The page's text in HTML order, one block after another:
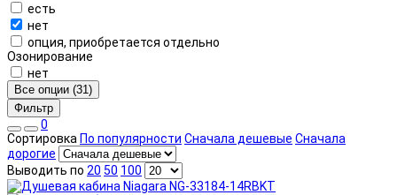
есть
нет
опция, приобретается отдельно
Озонирование
нет
Все опции (31)
Фильтр
0
Сортировка По популярности Сначала дешевые Сначала
дорогие
Выводить по 20 50 100